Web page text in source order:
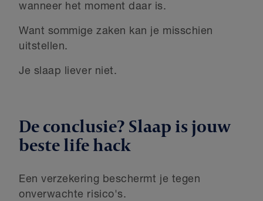
wanneer het moment daar is.
Want sommige zaken kan je misschien
uitstellen.
Je slaap liever niet.
De conclusie? Slaap is jouw
beste life hack
Een verzekering beschermt je tegen
onverwachte risico's.